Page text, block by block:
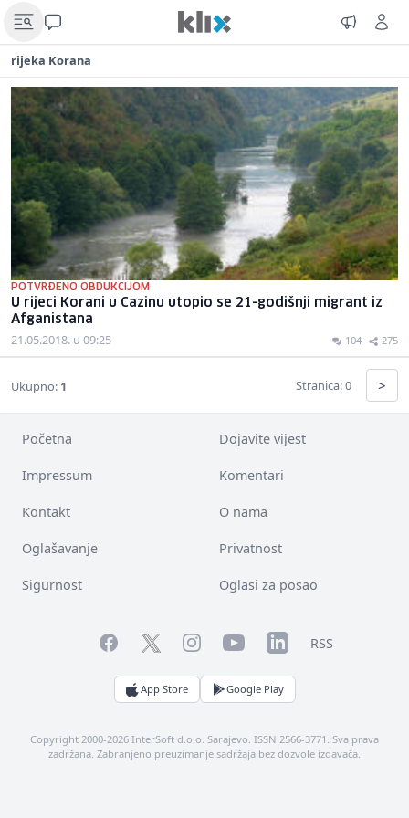
rijeka Korana
POTVRĐENO OBDUKCIJOM
U rijeci Korani u Cazinu utopio se 21-godišnji migrant iz
Afganistana
21.05.2018. u 09:25 104 275
Ukupno: 1 Stranica: 0 >
Početna Dojavite vijest
Impressum Komentari
Kontakt O nama
Oglašavanje Privatnost
Sigurnost Oglasi za posao
FacebookTwitterInstagramYouTubeLinkedInRSS
App Store Google Play
Copyright 2000-2026 InterSoft d.o.o. Sarajevo. ISSN 2566-3771. Sva prava
zadržana. Zabranjeno preuzimanje sadržaja bez dozvole izdavača.